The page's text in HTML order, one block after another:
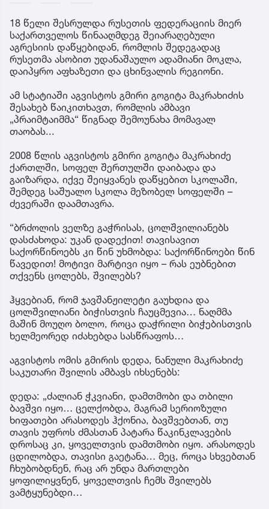
18 წელი შესრულდა რუსეთის ფედერაციის მიერ
საქართველოს წინააღმდეგ შეიარაღებული
აგრესიის დაწყებიდან, რომლის შედეგადაც
რუსეთმა ასობით უდანაშაულო ადამიანი მოკლა,
დაიპყრო აფხაზეთი და ცხინვალის რეგიონი.
ამ სტატიაში აგვისტოს გმირი გოგიტა მაკრახიძის
შესახებ წაიკითხავთ, რომლის ამბავი
„პრაიმტაიმმა“ წიგნად შემოუნახა მომავალ
თაობას...
2008 წლის აგვისტოს გმირი გოგიტა მაკრახიძე
ქართლში, სოფელ შერთულში დაიბადა და
გაიზარდა, იქვე შეიყვანეს დაწყებით სკოლაში,
შემდეგ საშუალო სკოლა მეზობელ სოფელში –
ძევერაში დაამთავრა.
“ბრძოლის ველზე გაჭრისას, ცოლშვილიანებს
დასძახოდა: უკან დადექით! თავისავით
საქორწინოებს კი წინ უხმობდა: საქორწინოები წინ
წავედით! მოტივი მარტივი იყო – რას ეუბნებით
თქვენს ცოლებს, შვილებს?
ჰყვებიან, რომ ჯავშანჟილეტი გაუხდია და
ცოლშვილიანი ბიჭისთვის ჩაუცმევია… ნაღმმა
მაშინ მოუღო ბოლო, როცა დაჭრილი ბიჭებისთვის
ხელმეორედ იძახებდა სასწრაფოს…
აგვისტოს ომის გმირის დედა, ნანული მაკრახიძე
საკუთარი შვილის ამბავს იხსენებს:
დედა: „ძალიან ჭკვიანი, დამთმობი და თბილი
ბავშვი იყო… ცელქობდა, მაგრამ სერიოზული
ხიფათები არასოდეს ჰქონია, ბავშვებთან, თუ
თავის უფროს ძმასთან პატარა წაკინკლავების
დროსაც კი, ყოველთვის დამთმობი იყო. არასოდეს
ცდილობდა, თავისი გაეტანა… მეც, როცა სხვებთან
ჩხუბობდნენ, რაც არ უნდა მართლები
ყოფილიყვნენ, ყოველთვის ჩემს შვილებს
ვამტყუნებდი…